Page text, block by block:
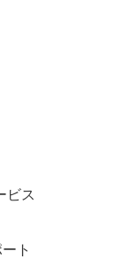
ビス
ト